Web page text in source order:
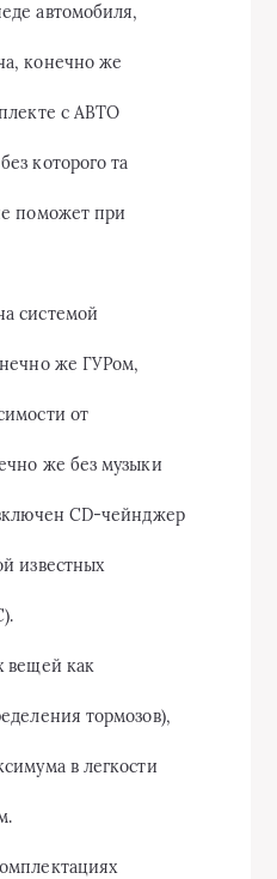
автомобиля,
конечно же
с АВТО
которого та
поможет при
системой
же ГУРом,
от
же без музыки
CD-чейнджер
известных
вещей как
тормозов),
в легкости